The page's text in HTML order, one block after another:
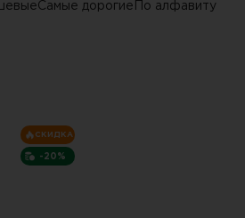
Самые дорогие По алфавиту
-20%
СКИДКА